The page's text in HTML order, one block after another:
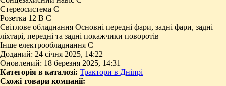
Стереосистема Є
Розетка 12 В Є
Світлове обладнання Основні передні фари, задні фари, задні
ліхтарі, передні та задні покажчики поворотів
Інше електрообладнання Є
Доданий: 24 січня 2025, 14:22
Оновлений: 18 березня 2025, 14:31
Категорія в каталозі: Трактори в Дніпрі
Схожі товари компанії: